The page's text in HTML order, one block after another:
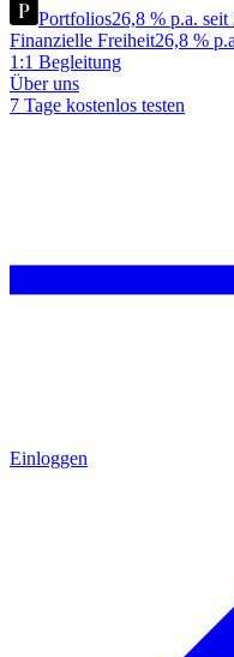
Portfolios26,8 % p.a. seit
Finanzielle Freiheit26,8 %
1:1 Begleitung
Über uns
7 Tage kostenlos testen
Einloggen